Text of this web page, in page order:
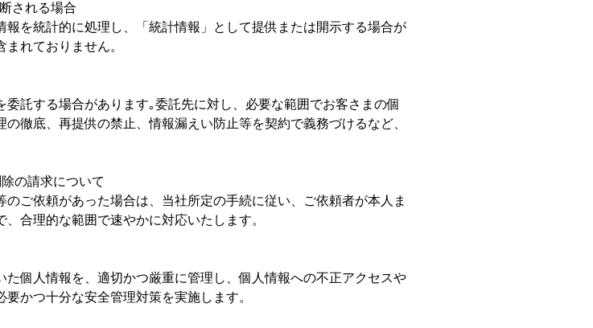
される場合
を統計的に処理し、「統計情報」として提供または開示する場合が
れておりません。
託する場合があります｡委託先に対し、必要な範囲でお客さまの個
徹底、再提供の禁止、情報漏えい防止等を契約で義務づけるなど、
の請求について
ご依頼があった場合は、当社所定の手続に従い、ご依頼者が本人ま
合理的な範囲で速やかに対応いたします。
個人情報を、適切かつ厳重に管理し、個人情報への不正アクセスや
かつ十分な安全管理対策を実施します。